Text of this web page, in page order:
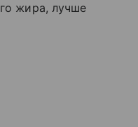
жира, лучше